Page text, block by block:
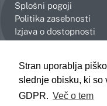
Stran uporablja
slednje obisku, ki so
GDPR. Več o tem
Splošni pogoji
Politika zasebnosti
Izjava o dostopnosti
Celje
Koper
Kranj